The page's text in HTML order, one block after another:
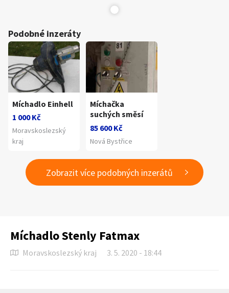
Podobné inzeráty
Míchadlo Einhell
1 000 Kč
Moravskoslezský
kraj
Míchačka
suchých směsí
85 600 Kč
Nová Bystřice
Zobrazit více podobných inzerátů
Míchadlo Stenly Fatmax
Moravskoslezský kraj 3. 5. 2020 - 18:44